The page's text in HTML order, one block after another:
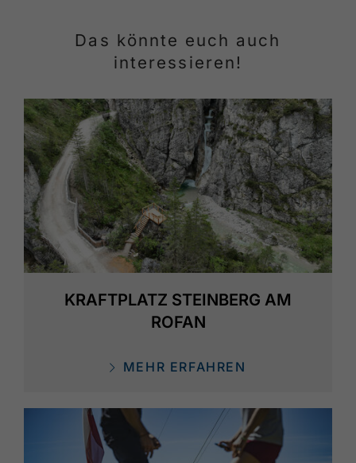
Das könnte euch auch
interessieren!
KRAFTPLATZ STEINBERG AM
ROFAN
MEHR ERFAHREN